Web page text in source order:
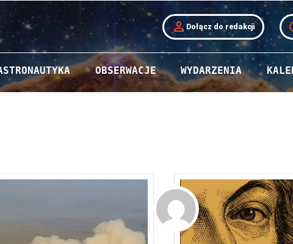
person Dołącz do redakcji
OBSERWACJE WYDARZENIA